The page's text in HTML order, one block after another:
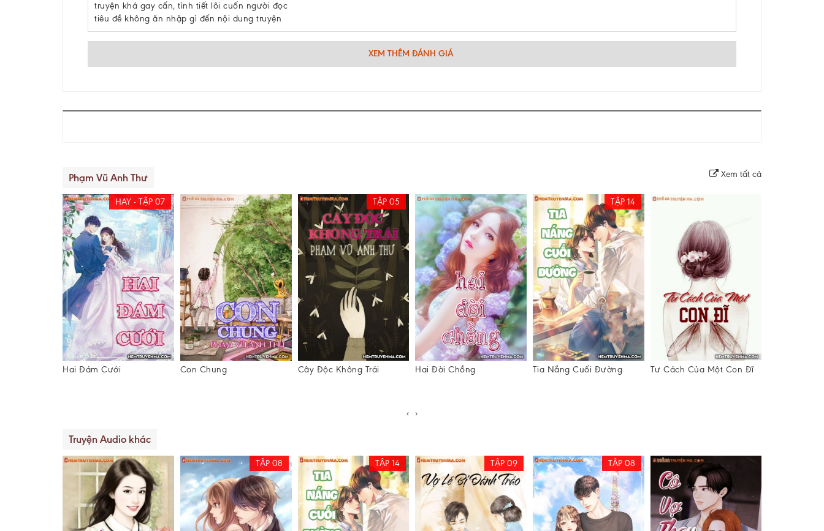
truyện khá gay cấn, tình tiết lôi cuốn người đọc
tiêu đề không ăn nhập gì đến nội dung truyện
XEM THÊM ĐÁNH GIÁ
Phạm Vũ Anh Thư Xem tất cả
HAY - TẬP 07
Hai Đám Cưới Con Chung
TẬP 05
Cây Độc Không Trái Hai Đời Chồng
TẬP 14
Tia Nắng Cuối Đường Tư Cách Của Một Con Đĩ
‹ ›
Truyện Audio khác
TẬP 08 TẬP 14 TẬP 09 TẬP 08